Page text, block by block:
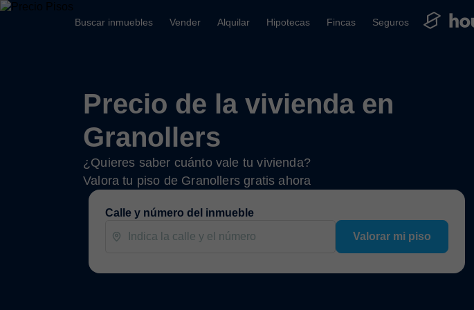
Buscar inmuebles Vender Alquilar Hipotecas Fincas Seguros
Precio de la vivienda en
Granollers
¿Quieres saber cuánto vale tu vivienda?
Valora tu piso de Granollers gratis ahora
Calle y número del inmueble
Valorar mi piso